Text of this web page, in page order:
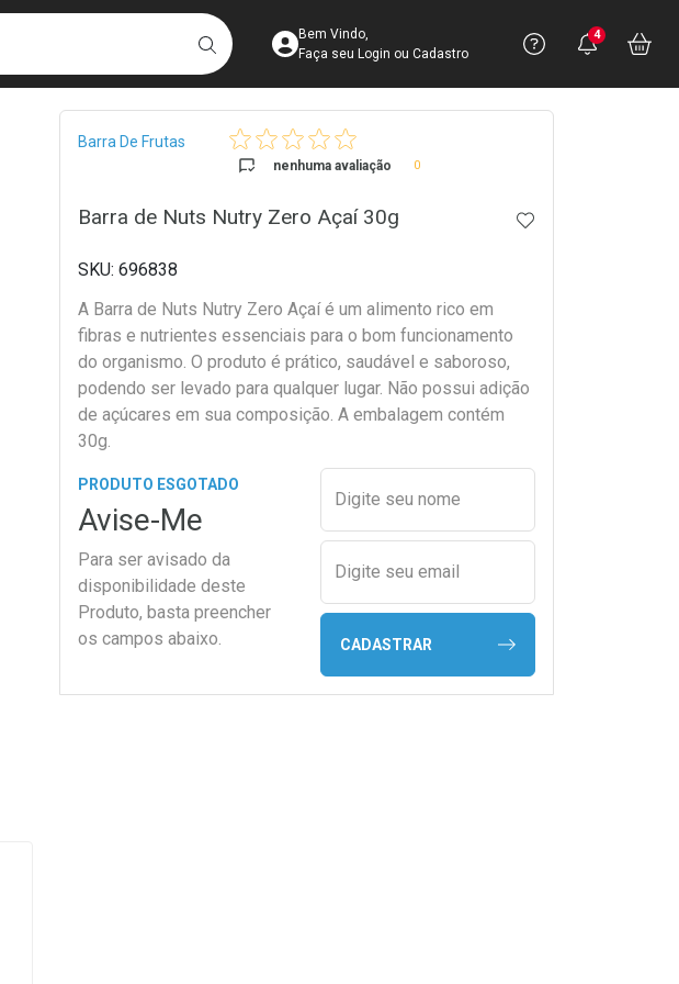
BUSCARAcesse sua Conta
Bem Vindo,
Faça seu Login ou Cadastro
Precisa
Ver Recursos
Você
4
Breadcrumb
Barra De Frutas
nenhuma avaliação 0
Barra de Nuts Nutry Zero Açaí 30g ADICIONAR AOS
696838
A Barra de Nuts Nutry Zero Açaí é um alimento rico em
fibras e nutrientes essenciais para o bom funcionamento
do organismo. O produto é prático, saudável e saboroso,
podendo ser levado para qualquer lugar. Não possui adição
de açúcares em sua composição. A embalagem contém
30g.
PRODUTO ESGOTADO
Avise-Me
Para ser avisado da
disponibilidade deste
Produto, basta preencher
os campos abaixo.
Preencher nome e email
Digite seu nome
Digite seu email
CADASTRAR